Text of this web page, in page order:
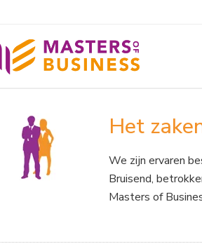
Het
We zijn ervaren
Bruisend,
Masters of